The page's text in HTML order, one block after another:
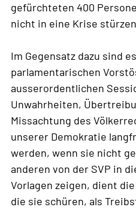
gefürchteten 400
nicht in eine Krise
Im Gegensatz dazu sind
parlamentarischen
ausserordentlichen
Unwahrheiten,
Missachtung des
unserer Demokratie
werden, wenn sie nicht
anderen von der SVP in
Vorlagen zeigen, dient
die sie schüren, als